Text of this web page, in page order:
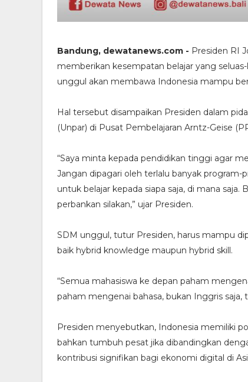
Bandung, dewatanews.com - Presiden RI
memberikan kesempatan belajar yang
unggul akan membawa Indonesia mampu
Hal tersebut disampaikan Presiden dalam
(Unpar) di Pusat Pembelajaran Arntz-Geise
“Saya minta kepada pendidikan tinggi agar
Jangan dipagari oleh terlalu banyak
untuk belajar kepada siapa saja, di mana saja.
perbankan silakan,” ujar Presiden.
SDM unggul, tutur Presiden, harus mampu
baik hybrid knowledge maupun hybrid skill.
“Semua mahasiswa ke depan paham
paham mengenai bahasa, bukan Inggris saja,
Presiden menyebutkan, Indonesia memiliki
bahkan tumbuh pesat jika dibandingkan
kontribusi signifikan bagi ekonomi digital di